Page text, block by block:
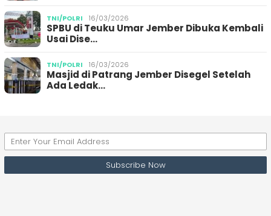
TNI/POLRI 16/03/2026
SPBU di Teuku Umar Jember Dibuka Kembali
Usai Dise…
TNI/POLRI 16/03/2026
Masjid di Patrang Jember Disegel Setelah
Ada Ledak…